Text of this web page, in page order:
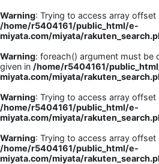
Warning: Trying to access array offset
/home/r5404161/public_html/e-
miyata.com/miyata/
Warning: foreach() argument must be
given in /home/r5404161/
miyata.com/miyata/
Warning: Trying to access array offset
/home/r5404161/public_html/e-
miyata.com/miyata/
Warning: Trying to access array offset
/home/r5404161/public_html/e-
miyata.com/miyata/